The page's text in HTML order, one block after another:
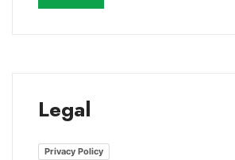
Legal
Privacy Policy